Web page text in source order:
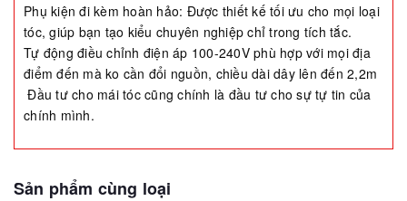
Phụ kiện đi kèm hoàn hảo: Được thiết kế tối ưu cho mọi loại
tóc, giúp bạn tạo kiểu chuyên nghiệp chỉ trong tích tắc.
Tự động điều chỉnh điện áp 100-240V phù hợp với mọi địa
điểm đến mà ko cần đổi nguồn, chiều dài dây lên đến 2,2m
Đầu tư cho mái tóc cũng chính là đầu tư cho sự tự tin của
chính mình.
Sản phẩm cùng loại